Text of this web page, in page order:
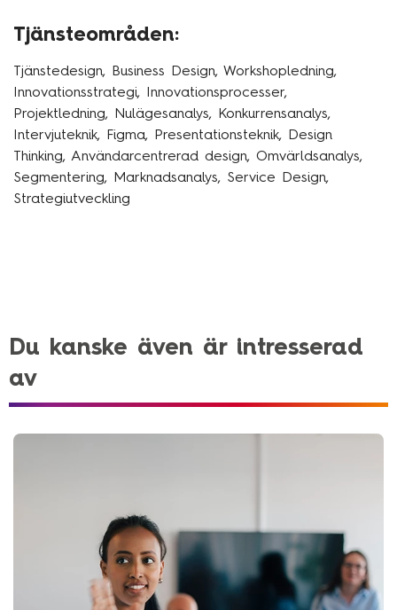
kunder ett ökat värde samt
en mer hållbar energikonsumtion.
Tjänsteområden:
Tjänstedesign, Business Design, Workshopledning,
Innovationsstrategi, Innovationsprocesser,
Projektledning, Nulägesanalys, Konkurrensanalys,
Intervjuteknik, Figma, Presentationsteknik, Design
Thinking, Användarcentrerad design, Omvärldsanalys,
Segmentering, Marknadsanalys, Service Design,
Strategiutveckling
Du kanske även är intresserad
av